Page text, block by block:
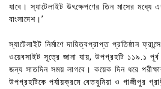
যাবে। স্যাটেলাইট উৎক্ষেপণের তিন মাসের মধ্যে
বাংলাদেশ।’
স্যাটেলাইট নির্মাণে দায়িত্বপ্রাপ্ত প্রতিষ্ঠান
ওয়েবসাইট সূত্রে জানা যায়, উপগ্রহটি ১১৯.১ পূর্ব
জন্য সাতদিন সময় লাগবে। কয়েক দিন ধরে
উপগ্রহটিকে পর্যায়ক্রমে বেতবুনিয়া ও গাজীপুর